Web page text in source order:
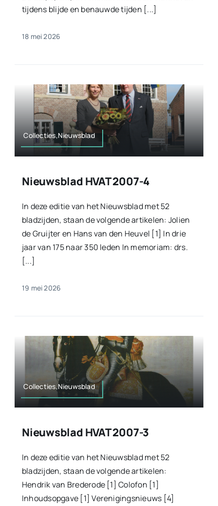
tijdens blijde en benauwde tijden [...]
18 mei 2026
Collecties,Nieuwsblad
Nieuwsblad HVAT 2007-4
In deze editie van het Nieuwsblad met 52
bladzijden, staan de volgende artikelen: Jolien
de Gruijter en Hans van den Heuvel [1] In drie
jaar van 175 naar 350 leden In memoriam: drs.
[...]
19 mei 2026
Collecties,Nieuwsblad
Nieuwsblad HVAT 2007-3
In deze editie van het Nieuwsblad met 52
bladzijden, staan de volgende artikelen:
Hendrik van Brederode [1] Colofon [1]
Inhoudsopgave [1] Verenigingsnieuws [4]